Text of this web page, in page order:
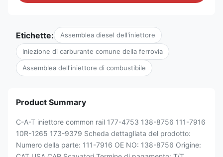
Etichette: Assemblea diesel dell'iniettore
Iniezione di carburante comune della ferrovia
Assemblea dell'iniettore di combustibile
Product Summary
C-A-T iniettore common rail 177-4753 138-8756 111-7916
10R-1265 173-9379 Scheda dettagliata del prodotto:
Numero della parte: 111-7916 OE NO: 138-8756 Origine: